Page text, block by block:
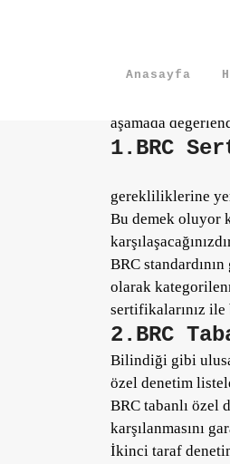
Anasayfa
aşamada
1.BRC
gerekliliklerine
Bu demek oluyor
BRC
olarak
sertifikalarınız ile
2.BRC
Bilindiği gibi
özel denetim
BRC tabanlı özel
karşılanmasını
İkinci taraf